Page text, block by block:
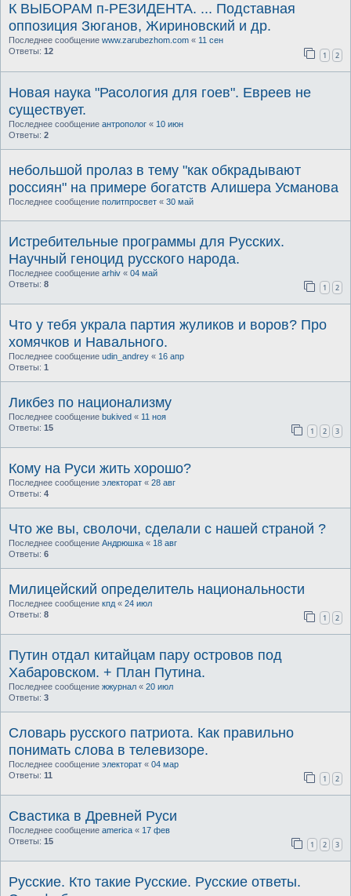
К ВЫБОРАМ п-РЕЗИДЕНТА. ... Подставная
оппозиция Зюганов, Жириновский и др.
Последнее сообщение www.zarubezhom.com « 11 сен
Ответы: 12 1 2
Новая наука "Расология для гоев". Евреев не
существует.
Последнее сообщение антрополог « 10 июн
Ответы: 2
небольшой пролаз в тему "как обкрадывают
россиян" на примере богатств Алишера Усманова
Последнее сообщение политпросвет « 30 май
Истребительные программы для Русских.
Научный геноцид русского народа.
Последнее сообщение arhiv « 04 май
Ответы: 8 1 2
Что у тебя украла партия жуликов и воров? Про
хомячков и Навального.
Последнее сообщение udin_andrey « 16 апр
Ответы: 1
Ликбез по национализму
Последнее сообщение bukived « 11 ноя
Ответы: 15 1 2 3
Кому на Руси жить хорошо?
Последнее сообщение электорат « 28 авг
Ответы: 4
Что же вы, сволочи, сделали с нашей стpаной ?
Последнее сообщение Андрюшка « 18 авг
Ответы: 6
Милицейский определитель национальности
Последнее сообщение кпд « 24 июл
Ответы: 8 1 2
Путин отдал китайцам пару островов под
Хабаровском. + План Путина.
Последнее сообщение жжурнал « 20 июл
Ответы: 3
Словарь русского патриота. Как правильно
понимать слова в телевизоре.
Последнее сообщение электорат « 04 мар
Ответы: 11 1 2
Свастика в Древней Руси
Последнее сообщение america « 17 фев
Ответы: 15 1 2 3
Русские. Кто такие Русские. Русские ответы.